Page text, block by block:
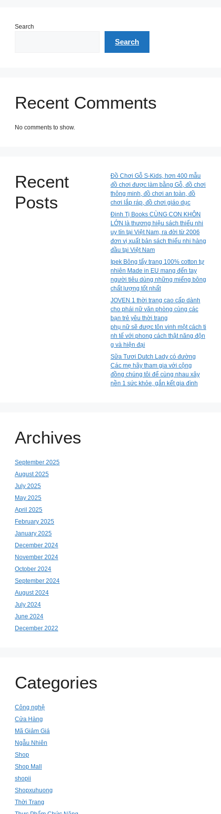
Search
Search
Recent Comments
No comments to show.
Recent
Posts
Đồ Chơi Gỗ S-Kids, hơn 400 mẫu
đồ chơi được làm bằng Gỗ, đồ chơi
thông minh, đồ chơi an toàn, đồ
chơi lắp ráp, đồ chơi giáo dục
Đinh Tị Books CÙNG CON KHÔN
LỚN là thương hiệu sách thiếu nhi
uy tín tại Việt Nam, ra đời từ 2006
đơn vị xuất bản sách thiếu nhi hàng
đầu tại Việt Nam
Ipek Bông tẩy trang 100% cotton tự
nhiên Made in EU mang đến tay
người tiêu dùng những miếng bông
chất lượng tốt nhất
JOVEN 1 thời trang cao cấp dành
cho phái nữ văn phòng cùng các
bạn trẻ yêu thời trang
phụ nữ sẽ được tôn vinh một cách ti
nh tế với phong cách thật năng độn
g và hiện đại
Sữa Tươi Dutch Lady có đường
Các mẹ hãy tham gia với cộng
đồng chúng tôi để cùng nhau xây
nền 1 sức khỏe, gắn kết gia đình
Archives
September 2025
August 2025
July 2025
May 2025
April 2025
February 2025
January 2025
December 2024
November 2024
October 2024
September 2024
August 2024
July 2024
June 2024
December 2022
Categories
Công nghệ
Cửa Hàng
Mã Giảm Giá
Ngẫu Nhiên
Shop
Shop Mall
shopii
Shopxuhuong
Thời Trang